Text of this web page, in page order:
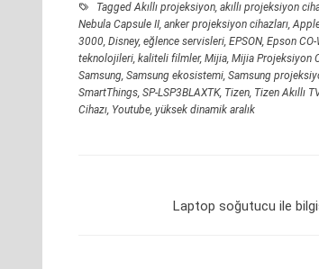
TaggedAkıllı projeksiyon, akıllı projeksiyon
Nebula Capsule II, anker projeksiyon cihazları,
3000, Disney, eğlence servisleri, EPSON, Epson
teknolojileri, kaliteli filmler, Mijia, Mijia Projeksiyon
Samsung, Samsung ekosistemi, Samsung
SmartThings, SP-LSP3BLAXTK, Tizen, Tizen Akıllı TV
Cihazı, Youtube, yüksek dinamik aralık
Laptop soğutucu ile